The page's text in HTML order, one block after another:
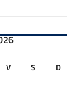
V S D